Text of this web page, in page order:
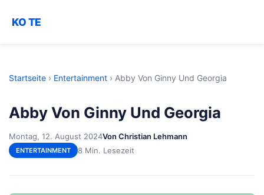
KO TE
Startseite › Entertainment › Abby Von Ginny Und Georgia
Abby Von Ginny Und Georgia
Montag, 12. August 2024Von Christian Lehmann
ENTERTAINMENT 8 Min. Lesezeit